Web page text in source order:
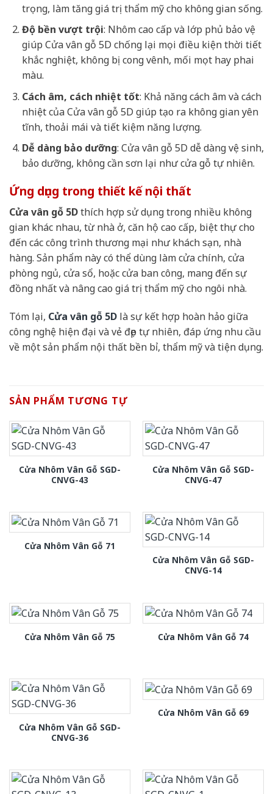
trọng, làm tăng giá trị thẩm mỹ cho không gian sống.
Độ bền vượt trội: Nhôm cao cấp và lớp phủ bảo vệ
giúp Cửa vân gỗ 5D chống lại mọi điều kiện thời tiết
khắc nghiệt, không bị cong vênh, mối mọt hay phai
màu.
Cách âm, cách nhiệt tốt: Khả năng cách âm và cách
nhiệt của Cửa vân gỗ 5D giúp tạo ra không gian yên
tĩnh, thoải mái và tiết kiệm năng lượng.
Dễ dàng bảo dưỡng: Cửa vân gỗ 5D dễ dàng vệ sinh,
bảo dưỡng, không cần sơn lại như cửa gỗ tự nhiên.
Ứng dụng trong thiết kế nội thất
Cửa vân gỗ 5Dthích hợp sử dụng trong nhiều không
gian khác nhau, từ nhà ở, căn hộ cao cấp, biệt thự cho
đến các công trình thương mại như khách sạn, nhà
hàng. Sản phẩm này có thể dùng làm cửa chính, cửa
phòng ngủ, cửa sổ, hoặc cửa ban công, mang đến sự
đồng nhất và nâng cao giá trị thẩm mỹ cho ngôi nhà.
Tóm lại, Cửa vân gỗ 5D là sự kết hợp hoàn hảo giữa
công nghệ hiện đại và vẻ đẹp tự nhiên, đáp ứng nhu cầu
về một sản phẩm nội thất bền bỉ, thẩm mỹ và tiện dụng.
SẢN PHẨM TƯƠNG TỰ
Cửa Nhôm Vân Gỗ SGD-
CNVG-43
Cửa Nhôm Vân Gỗ SGD-
CNVG-47
Cửa Nhôm Vân Gỗ 71
Cửa Nhôm Vân Gỗ SGD-
CNVG-14
Cửa Nhôm Vân Gỗ 75 Cửa Nhôm Vân Gỗ 74
Cửa Nhôm Vân Gỗ SGD-
CNVG-36
Cửa Nhôm Vân Gỗ 69